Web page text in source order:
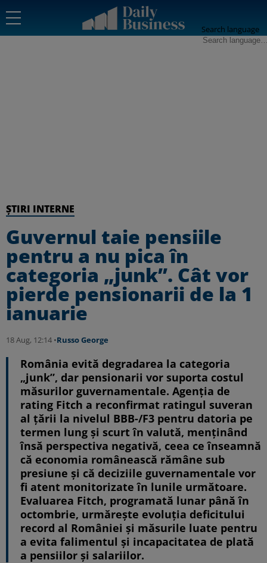
Search language
ȘTIRI INTERNE
Guvernul taie pensiile
pentru a nu pica în
categoria „junk”. Cât vor
pierde pensionarii de la 1
ianuarie
18 Aug, 12:14 •Russo George
România evită degradarea la categoria
„junk”, dar pensionarii vor suporta costul
măsurilor guvernamentale. Agenția de
rating Fitch a reconfirmat ratingul suveran
al țării la nivelul BBB-/F3 pentru datoria pe
termen lung și scurt în valută, menținând
însă perspectiva negativă, ceea ce înseamnă
că economia românească rămâne sub
presiune și că deciziile guvernamentale vor
fi atent monitorizate în lunile următoare.
Evaluarea Fitch, programată lunar până în
octombrie, urmărește evoluția deficitului
record al României și măsurile luate pentru
a evita falimentul și incapacitatea de plată
a pensiilor și salariilor.